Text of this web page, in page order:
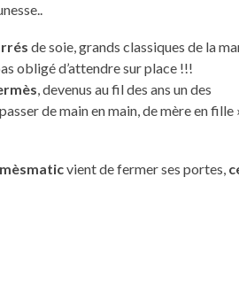
de soie, grands classiques de la
obligé d’attendre sur place !!!
, devenus au fil des ans un des
de main en main, de mère en fille
vient de fermer ses portes,